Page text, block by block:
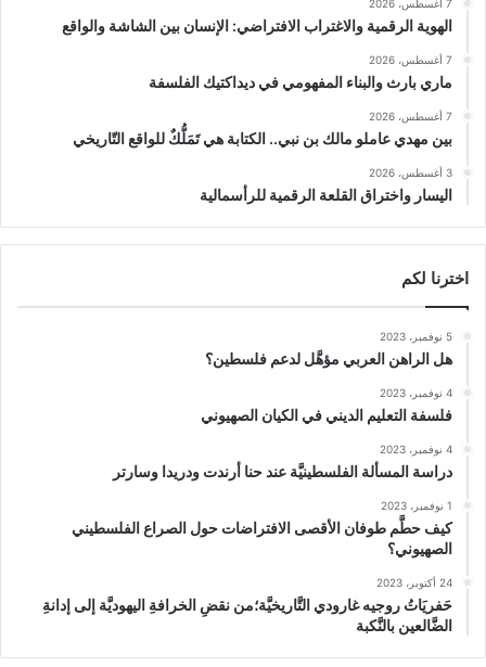
7 أغسطس، 2026
الهوية الرقمية والاغتراب الافتراضي: الإنسان بين الشاشة والواقع
7 أغسطس، 2026
ماري بارث والبناء المفهومي في ديداكتيك الفلسفة
7 أغسطس، 2026
بين مهدي عاملو مالك بن نبي.. الكتابة هي تَمَلُّكٌ للواقع التّاريخي
3 أغسطس، 2026
اليسار واختراق القلعة الرقمية للرأسمالية
اخترنا لكم
5 نوفمبر، 2023
هل الراهن العربي مؤهَّل لدعم فلسطين؟
4 نوفمبر، 2023
فلسفة التعليم الديني في الكيان الصهيوني
4 نوفمبر، 2023
دراسة المسألة الفلسطينيَّة عند حنا أرندت ودريدا وسارتر
1 نوفمبر، 2023
كيف حطَّم طوفان الأقصى الافتراضات حول الصراع الفلسطيني
الصهيوني؟
24 أكتوبر، 2023
حَفريَاتُ روجيه غارودي التَّاريخيَّة؛من نقضِ الخرافةِ اليهوديَّة إلى إدانةِ
الضَّالعين بالنَّكبة